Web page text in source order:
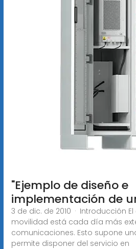
"Ejemplo de diseño e
implementación de
3 de dic. de 2010 · Introducción
movilidad está cada día más
comunicaciones. Esto supone
permite disponer del servicio en